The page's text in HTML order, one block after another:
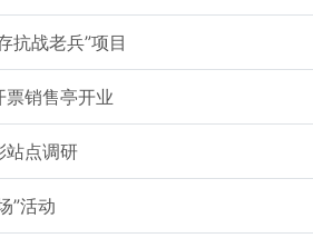
抗战老兵”项目
销售亭开业
站点调研
”活动